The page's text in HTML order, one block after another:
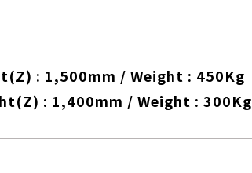
1,500mm / Weight : 450Kg
: 1,400mm / Weight : 300Kg